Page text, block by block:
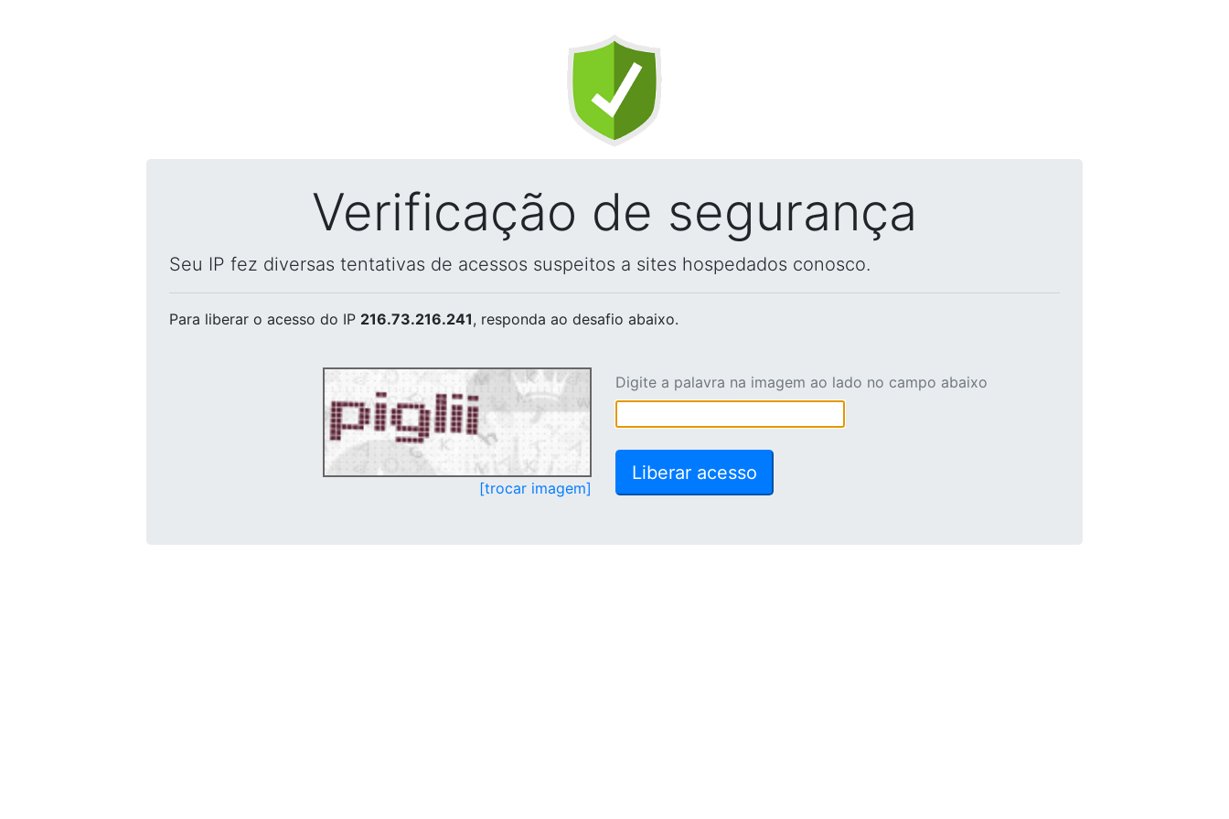
Verificação de segurança
Seu IP fez diversas tentativas de acessos suspeitos a sites hospedados conosco.
Para liberar o acesso do IP 216.73.216.241, responda ao desafio abaixo.
[trocar imagem]
Digite a palavra na imagem ao lado no campo abaixo